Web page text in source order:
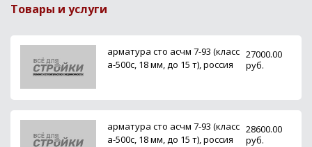
Товары и услуги
арматура сто асчм 7-93 (класс
а-500с, 18 мм, до 15 т), россия
27000.00
руб.
арматура сто асчм 7-93 (класс
а-500с, 18 мм, до 15 т), россия
28600.00
руб.